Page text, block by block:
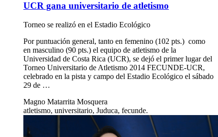
UCR gana universitario de atletismo
Torneo se realizó en el Estadio Ecológico
Por puntuación general, tanto en femenino (102 pts.) como
en masculino (90 pts.) el equipo de atletismo de la
Universidad de Costa Rica (UCR), se dejó el primer lugar del
Torneo Universitario de Atletismo 2014 FECUNDE-UCR,
celebrado en la pista y campo del Estadio Ecológico el sábado
29 de …
Magno Matarrita Mosquera
atletismo, universitario, Juduca, fecunde.